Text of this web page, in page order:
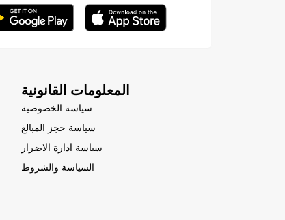
المعلومات القانونية
سياسة الخصوصية
سياسة حجز المبالغ
سياسة ادارة الاضرار
السياسة والشروط